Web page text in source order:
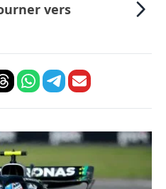
vers